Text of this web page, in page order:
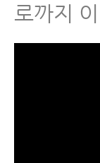
- 서울
수술
로까지